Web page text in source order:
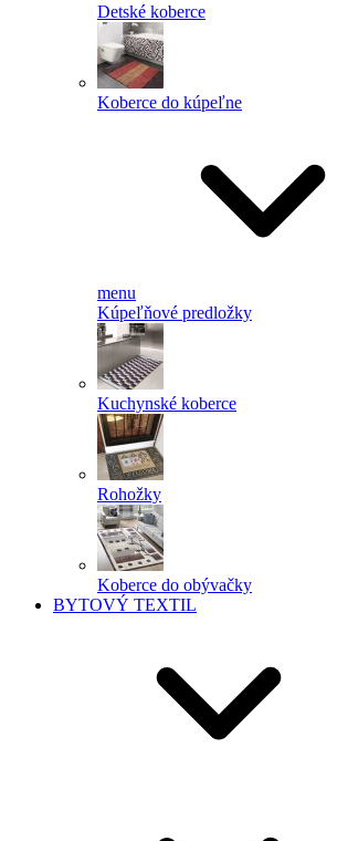
Detské koberce
Koberce do kúpeľne
menu
Kúpeľňové predložky
Kuchynské koberce
Rohožky
Koberce do obývačky
BYTOVÝ TEXTIL